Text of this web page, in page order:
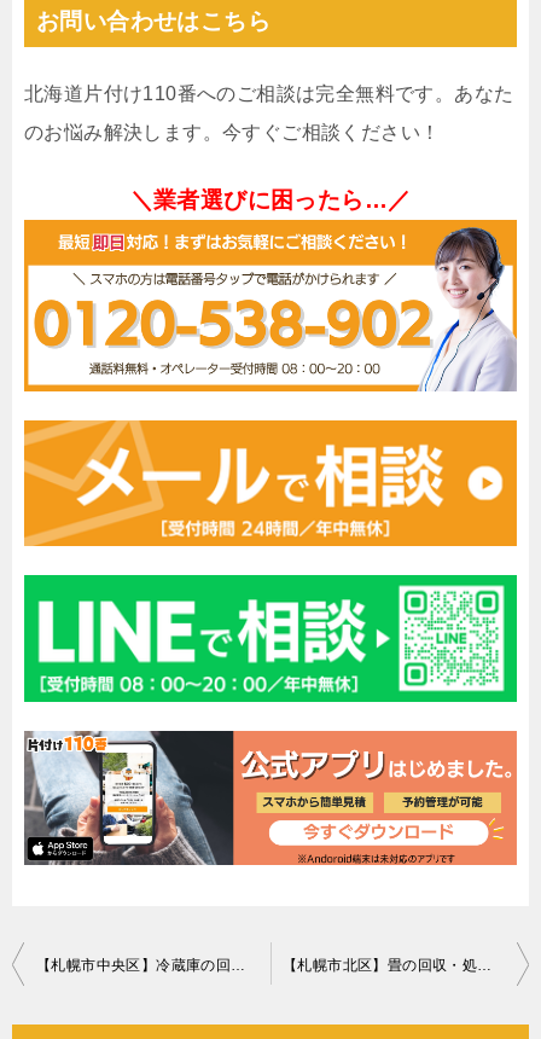
お問い合わせはこちら
北海道片付け110番へのご相談は完全無料です。あなた
のお悩み解決します。今すぐご相談ください！
＼業者選びに困ったら…／
投
【札幌市中央区】冷蔵庫の回収・処分ご依頼 お客様の声 【札幌市北区】畳の回収・処分ご依頼 お客様の声